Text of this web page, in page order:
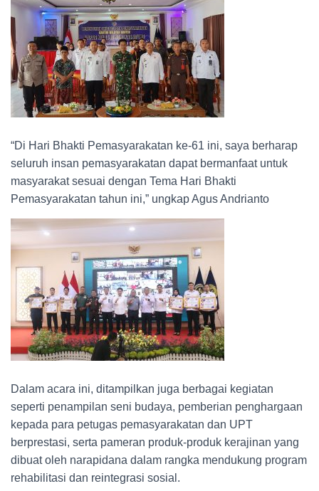
“Di Hari Bhakti Pemasyarakatan ke-61 ini, saya berharap
seluruh insan pemasyarakatan dapat bermanfaat untuk
masyarakat sesuai dengan Tema Hari Bhakti
Pemasyarakatan tahun ini,” ungkap Agus Andrianto
Dalam acara ini, ditampilkan juga berbagai kegiatan
seperti penampilan seni budaya, pemberian penghargaan
kepada para petugas pemasyarakatan dan UPT
berprestasi, serta pameran produk-produk kerajinan yang
dibuat oleh narapidana dalam rangka mendukung program
rehabilitasi dan reintegrasi sosial.